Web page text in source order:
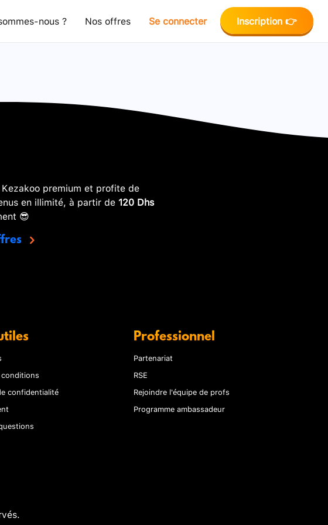
nous ? Nos offres Se connecter Inscription 👉
premium et profite de
en illimité, à partir de 120 Dhs
😎
confidentialité
Professionnel
Partenariat
RSE
Rejoindre l'équipe de profs
Programme ambassadeur